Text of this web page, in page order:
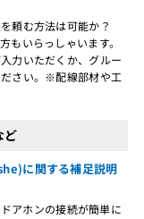
頼む方法は可能か？
いらっしゃいます。
力いただくか、グルー
さい。※配線部材や工
ど
に関する補足説明
アホンの接続が簡単に